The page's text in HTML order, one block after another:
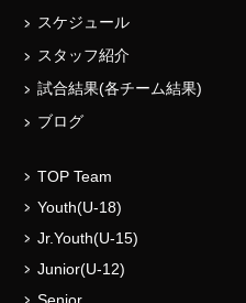
スケジュール
スタッフ紹介
試合結果(各チーム結果)
ブログ
TOP Team
Youth(U-18)
Jr.Youth(U-15)
Junior(U-12)